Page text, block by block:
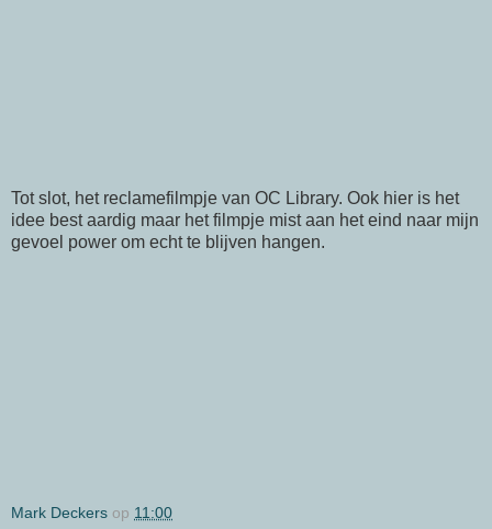
Tot slot, het reclamefilmpje van OC Library. Ook hier is het
idee best aardig maar het filmpje mist aan het eind naar mijn
gevoel power om echt te blijven hangen.
Mark Deckers op 11:00